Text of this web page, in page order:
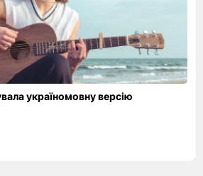
україномовну версію